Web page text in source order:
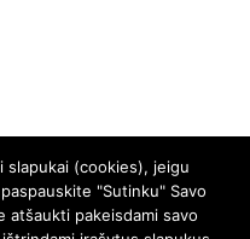
slapukai (cookies), jeigu
"Sutinku" Savo
atšaukti pakeisdami savo